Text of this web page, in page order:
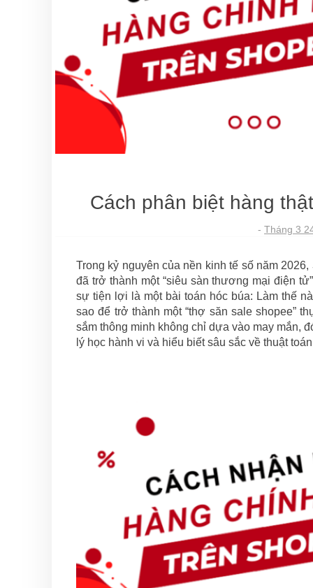
Cách phân biệt hàng
- Tháng 3
Trong kỷ nguyên của nền kinh tế số năm 2026,
đã trở thành một “siêu sàn thương mại điện
sự tiện lợi là một bài toán hóc búa: Làm thế
sao để trở thành một “thợ săn sale shopee”
sắm thông minh không chỉ dựa vào may mắn,
lý học hành vi và hiểu biết sâu sắc về thuật